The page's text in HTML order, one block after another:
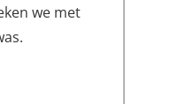
we met